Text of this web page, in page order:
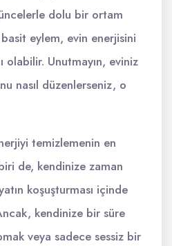
dolu bir ortam
basit eylem, evin enerjisini
olabilir. Unutmayın, eviniz
nasıl düzenlerseniz, o
temizlemenin en
de, kendinize zaman
koşuşturması içinde
kendinize bir süre
veya sadece sessiz bir